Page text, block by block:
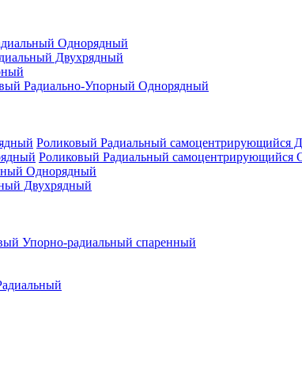
Однорядный
Двухрядный
Радиально-Упорный Однорядный
Роликовый Радиальный самоцентрирующийся
Роликовый Радиальный самоцентрирующийся
Однорядный
Двухрядный
Упорно-радиальный спаренный